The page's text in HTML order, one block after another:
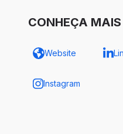
CONHEÇA MAIS
Website
Instagram